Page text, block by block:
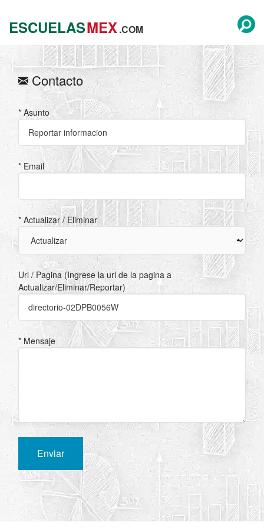
ESCUELASMEX.COM
Contacto
* Asunto
* Email
* Actualizar / Eliminar
Url / Pagina (Ingrese la url de la pagina a
Actualizar/Eliminar/Reportar)
* Mensaje
Enviar